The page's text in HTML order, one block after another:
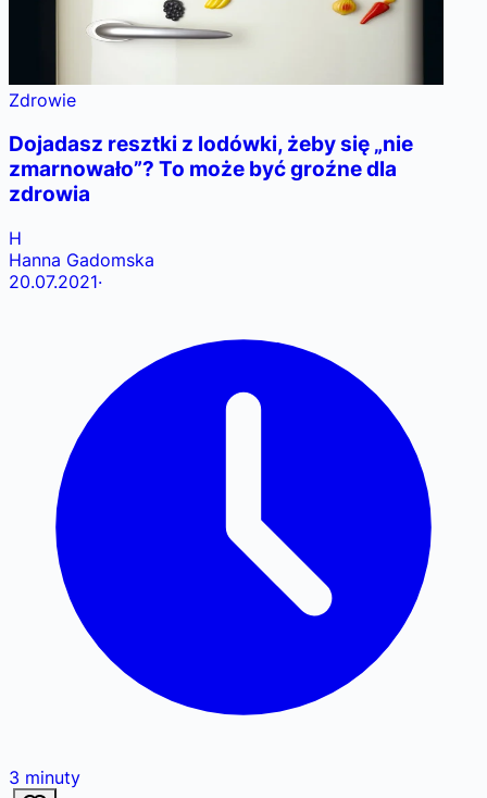
Zdrowie
Dojadasz resztki z lodówki, żeby się „nie
zmarnowało”? To może być groźne dla
zdrowia
H
Hanna Gadomska
20.07.2021·
3 minuty